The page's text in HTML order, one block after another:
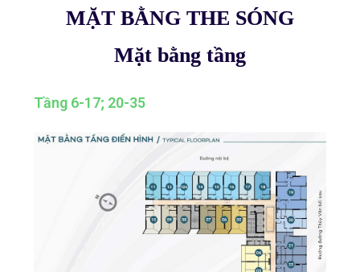
MẶT BẰNG THE SÓNG
Mặt bằng tầng
Tầng 6-17; 20-35